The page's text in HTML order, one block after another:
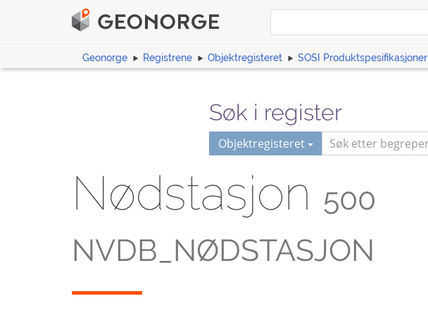
Geonorge Registrene Objektregisteret SOSI Produktspesifikasjoner
Søk i register
Objektregisteret
Nødstasjon 500
NVDB_NØDSTASJON